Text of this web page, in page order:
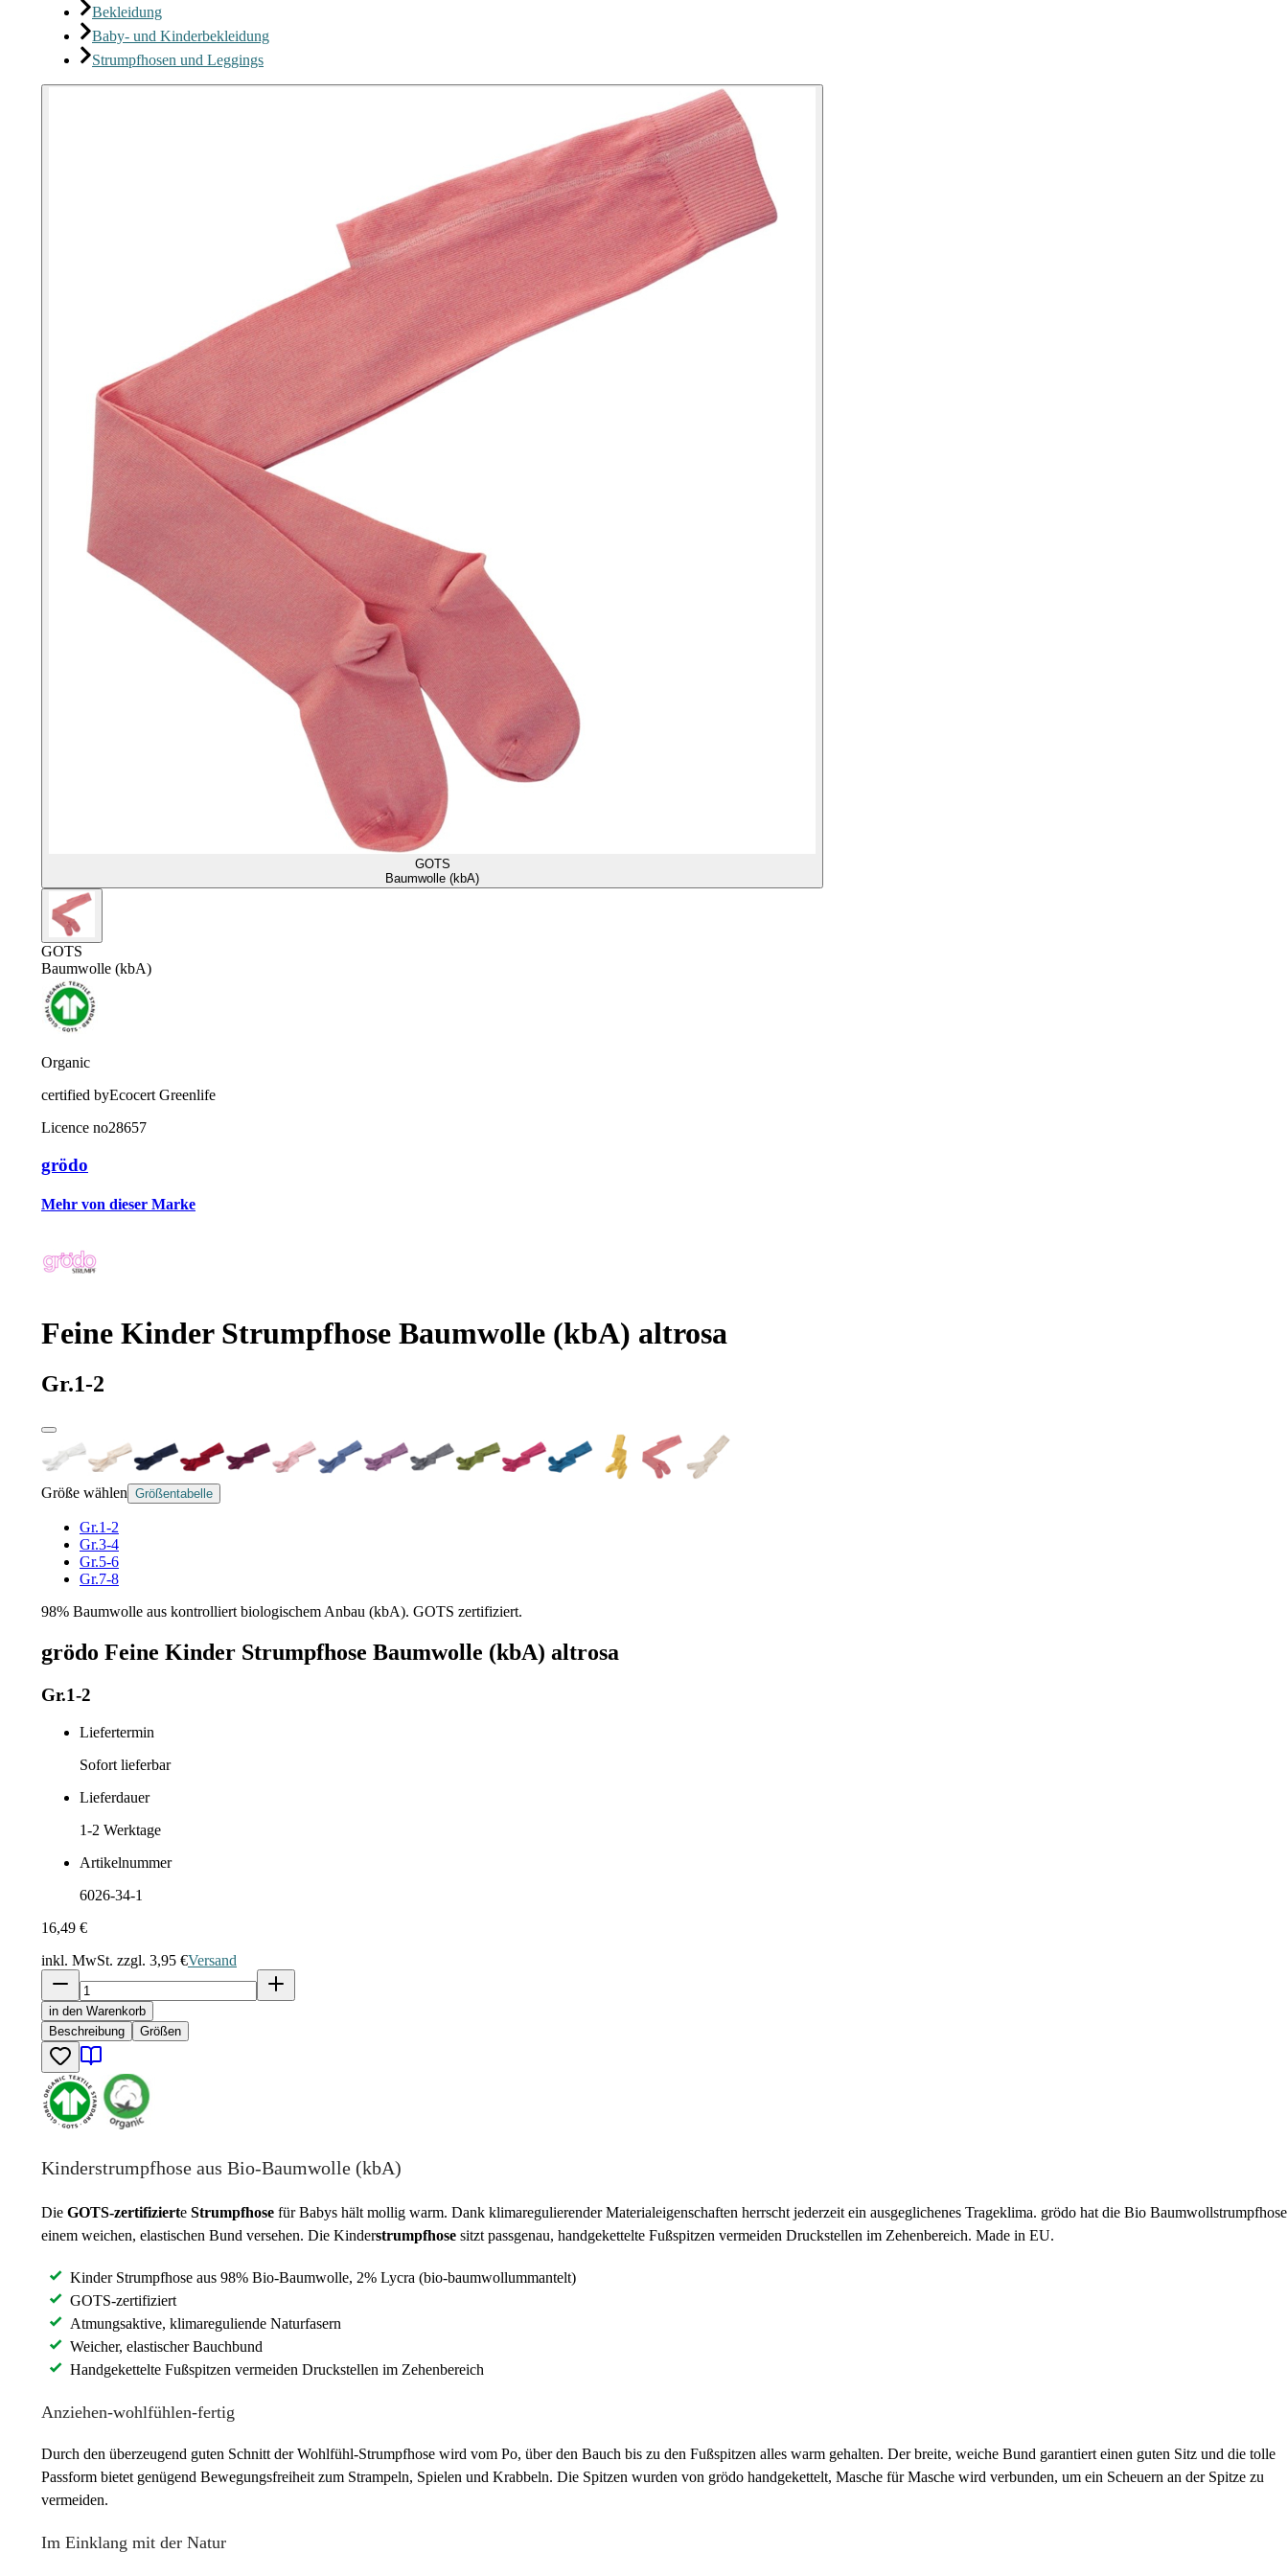
Bekleidung
Baby- und Kinderbekleidung
Strumpfhosen und Leggings
GOTS
Baumwolle (kbA)
GOTS
Baumwolle (kbA)
Organic
certified byEcocert Greenlife
Licence no28657
grödo
Mehr von dieser Marke
Feine Kinder Strumpfhose Baumwolle (kbA) altrosa
Gr.1-2
Größe wählen Größentabelle
Gr.1-2
Gr.3-4
Gr.5-6
Gr.7-8
98% Baumwolle aus kontrolliert biologischem Anbau (kbA). GOTS zertifiziert.
grödo Feine Kinder Strumpfhose Baumwolle (kbA) altrosa
Gr.1-2
Liefertermin
Sofort lieferbar
Lieferdauer
1-2 Werktage
Artikelnummer
6026-34-1
16,49 €
inkl. MwSt. zzgl. 3,95 €Versand
in den Warenkorb
Beschreibung
Größen
Kinderstrumpfhose aus Bio-Baumwolle (kbA)
Die GOTS-zertifizierte Strumpfhose für Babys hält mollig warm. Dank klimaregulierender Materialeigenschaften herrscht jederzeit ein ausgeglichenes Trageklima. grödo hat die Bio
einem weichen, elastischen Bund versehen. Die Kinderstrumpfhose sitzt passgenau, handgekettelte Fußspitzen vermeiden Druckstellen im Zehenbereich. Made in EU.
Kinder Strumpfhose aus 98% Bio-Baumwolle, 2% Lycra (bio-baumwollummantelt)
GOTS-zertifiziert
Atmungsaktive, klimareguliende Naturfasern
Weicher, elastischer Bauchbund
Handgekettelte Fußspitzen vermeiden Druckstellen im Zehenbereich
Anziehen-wohlfühlen-fertig
Durch den überzeugend guten Schnitt der Wohlfühl-Strumpfhose wird vom Po, über den Bauch bis zu den Fußspitzen alles warm gehalten. Der breite, weiche Bund garantiert einen guten Sitz und die tolle
Passform bietet genügend Bewegungsfreiheit zum Strampeln, Spielen und Krabbeln. Die Spitzen wurden von grödo handgekettelt, Masche für Masche wird verbunden, um ein Scheuern an der Spitze zu
vermeiden.
Im Einklang mit der Natur